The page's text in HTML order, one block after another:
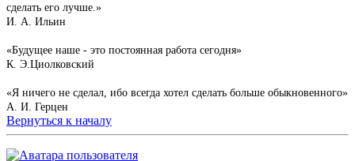
сделать его лучше.»
И. А. Ильин
«Будущее наше - это постоянная работа сегодня»
К. Э.Циолковский
«Я ничего не сделал, ибо всегда хотел сделать больше обыкновенного»
А. И. Герцен
Вернуться к началу